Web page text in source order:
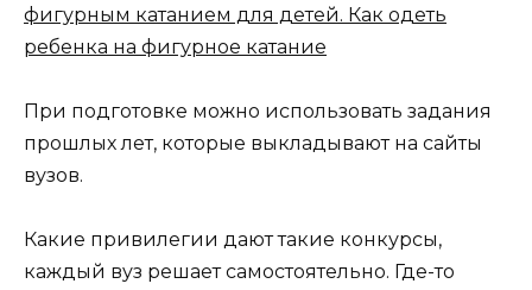
фигурным катанием для детей. Как одеть
ребенка на фигурное катание
При подготовке можно использовать задания
прошлых лет, которые выкладывают на сайты
вузов.
Какие привилегии дают такие конкурсы,
каждый вуз решает самостоятельно. Где-то